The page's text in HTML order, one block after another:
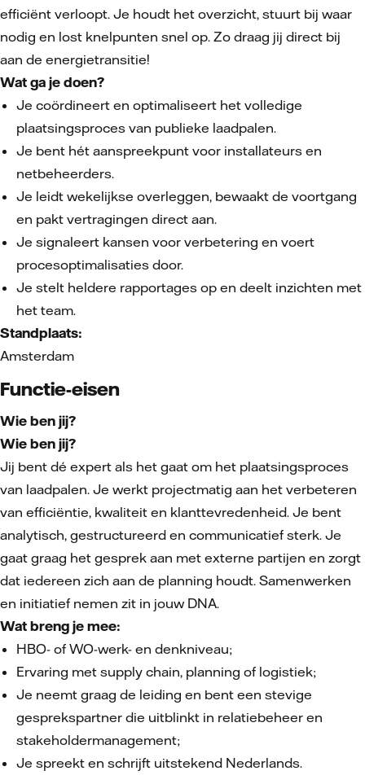
efficiënt verloopt. Je houdt het overzicht, stuurt bij waar
nodig en lost knelpunten snel op. Zo draag jij direct bij
aan de energietransitie!
Wat ga je doen?
Je coördineert en optimaliseert het volledige
plaatsingsproces van publieke laadpalen.
Je bent hét aanspreekpunt voor installateurs en
netbeheerders.
Je leidt wekelijkse overleggen, bewaakt de voortgang
en pakt vertragingen direct aan.
Je signaleert kansen voor verbetering en voert
procesoptimalisaties door.
Je stelt heldere rapportages op en deelt inzichten met
het team.
Standplaats:
Amsterdam
Functie-eisen
Wie ben jij?
Wie ben jij?
Jij bent dé expert als het gaat om het plaatsingsproces
van laadpalen. Je werkt projectmatig aan het verbeteren
van efficiëntie, kwaliteit en klanttevredenheid. Je bent
analytisch, gestructureerd en communicatief sterk. Je
gaat graag het gesprek aan met externe partijen en zorgt
dat iedereen zich aan de planning houdt. Samenwerken
en initiatief nemen zit in jouw DNA.
Wat breng je mee:
HBO- of WO-werk- en denkniveau;
Ervaring met supply chain, planning of logistiek;
Je neemt graag de leiding en bent een stevige
gesprekspartner die uitblinkt in relatiebeheer en
stakeholdermanagement;
Je spreekt en schrijft uitstekend Nederlands.